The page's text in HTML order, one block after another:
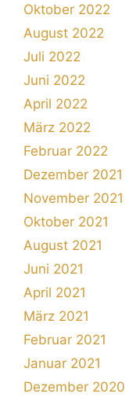
Oktober 2022
August 2022
Juli 2022
Juni 2022
April 2022
März 2022
Februar 2022
Dezember 2021
November 2021
Oktober 2021
August 2021
Juni 2021
April 2021
März 2021
Februar 2021
Januar 2021
Dezember 2020